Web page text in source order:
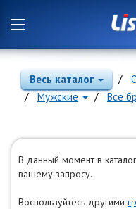
Весь каталог
Мужские
Все
В данный момент в
вашему запросу.
Воспользуйтесь другими